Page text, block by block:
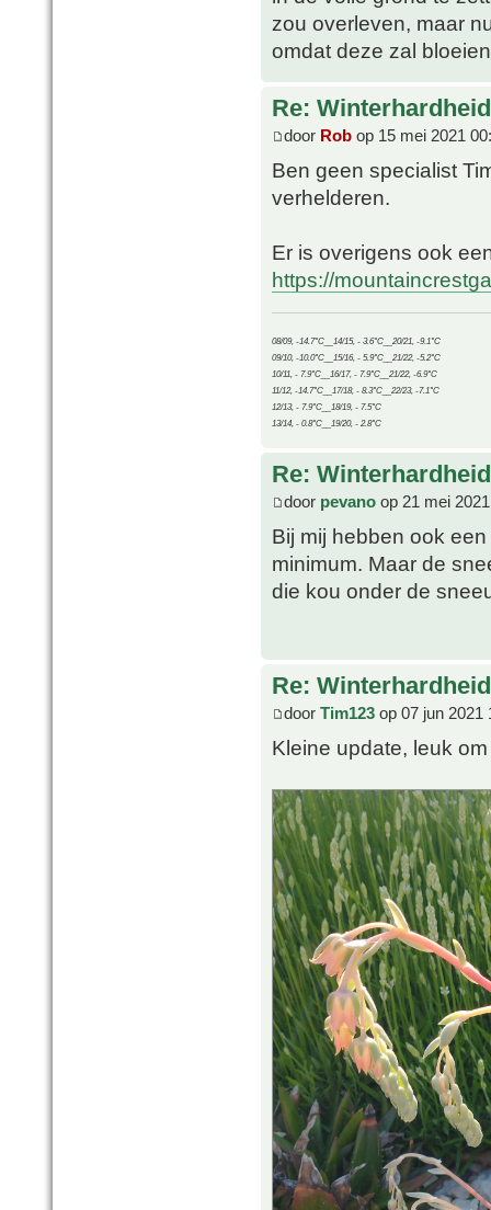
zou overleven, maar
omdat deze zal
Re:
door Rob op 15 mei 2021
Ben geen specialist
verhelderen.
Er is overigens ook
https://
08/09, -14.7°C__14/15, - 3.6°C__20/21, -9.1°C
09/10, -10.0°C__15/16, - 5.9°C__21/22, -5.2°C
10/11, - 7.9°C__16/17, - 7.9°C__21/22, -6.9°C
11/12, -14.7°C__17/18, - 8.3°C__22/23, -7.1°C
12/13, - 7.9°C__18/19, - 7.5°C
13/14, - 0.8°C__19/20, - 2.8°C
Re:
door pevano op 21 mei
Bij mij hebben ook
minimum. Maar de
die kou onder de
Re:
door Tim123 op 07 jun 2021
Kleine update, leuk